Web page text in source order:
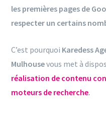
les premières pages de
respecter un certains
C’est pourquoi Karedess
Mulhousevous met à
réalisation de contenu
moteurs de recherche.